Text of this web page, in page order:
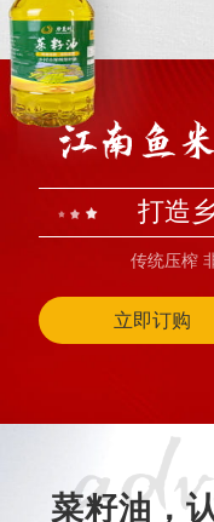
打造
传统压榨
立即订购
菜籽油，